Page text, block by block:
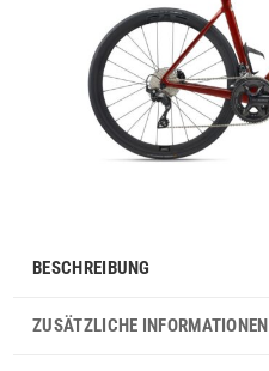
BESCHREIBUNG
ZUSÄTZLICHE INFORMATIONEN